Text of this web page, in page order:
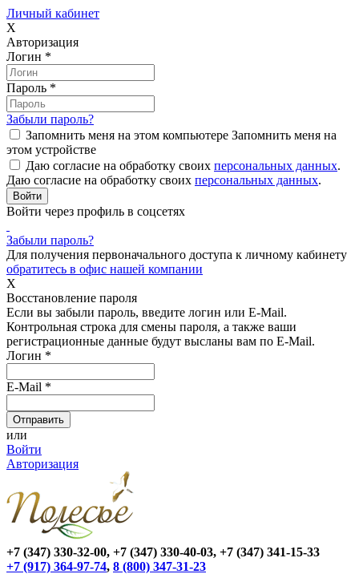
Личный кабинет
X
Авторизация
Логин *
Пароль *
Забыли пароль?
Запомнить меня на этом компьютере Запомнить меня на
этом устройстве
Даю согласие на обработку своих персональных данных.
Даю согласие на обработку своих персональных данных.
Войти через профиль в соцсетях
Забыли пароль?
Для получения первоначального доступа к личному кабинету
обратитесь в офис нашей компании
X
Восстановление пароля
Если вы забыли пароль, введите логин или E-Mail.
Контрольная строка для смены пароля, а также ваши
регистрационные данные будут высланы вам по E-Mail.
Логин *
E-Mail *
или
Войти
Авторизация
+7 (347) 330-32-00, +7 (347) 330-40-03, +7 (347) 341-15-33
+7 (917) 364-97-74, 8 (800) 347-31-23